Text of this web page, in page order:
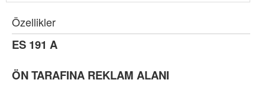
Özellikler
ES 191 A
ÖN TARAFINA REKLAM ALANI